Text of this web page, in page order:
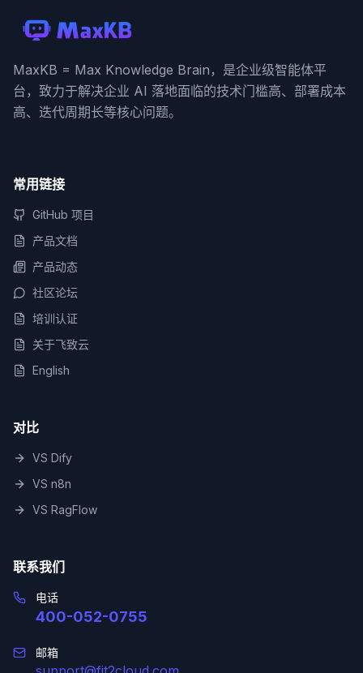
MaxKB = Max Knowledge Brain，是企业级智能体平
台，致力于解决企业 AI 落地面临的技术门槛高、部署成本
高、迭代周期长等核心问题。
常用链接
GitHub 项目
产品文档
产品动态
社区论坛
培训认证
关于飞致云
English
对比
VS Dify
VS n8n
VS RagFlow
联系我们
电话
400-052-0755
邮箱